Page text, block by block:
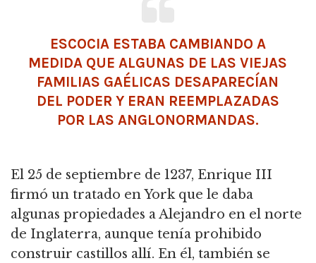
ESCOCIA ESTABA CAMBIANDO A
MEDIDA QUE ALGUNAS DE LAS VIEJAS
FAMILIAS GAÉLICAS DESAPARECÍAN
DEL PODER Y ERAN REEMPLAZADAS
POR LAS ANGLONORMANDAS.
El 25 de septiembre de 1237, Enrique III
firmó un tratado en York que le daba
algunas propiedades a Alejandro en el norte
de Inglaterra, aunque tenía prohibido
construir castillos allí. En él, también se